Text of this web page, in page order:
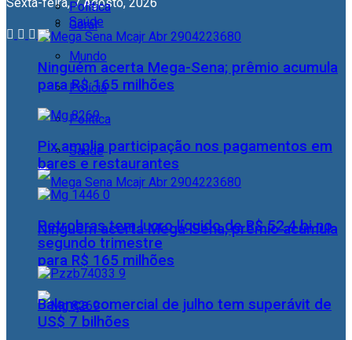
Geral
Mundo
Polícia
Política
Saúde
Ninguém acerta Mega-Sena; prêmio acumula
para R$ 165 milhões
Política
Saúde
Ninguém acerta Mega-Sena; prêmio acumula
para R$ 165 milhões
Pix amplia participação nos pagamentos em
bares e restaurantes
Petrobras tem lucro líquido de R$ 52,4 bi no
segundo trimestre
Balança comercial de julho tem superávit de
US$ 7 bilhões